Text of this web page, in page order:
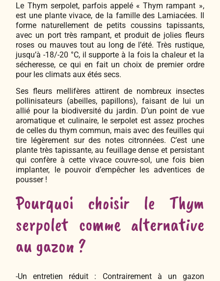
Le Thym serpolet, parfois appelé « Thym rampant »,
est une plante vivace, de la famille des Lamiacées. Il
forme naturellement de petits coussins tapissants,
avec un port très rampant, et produit de jolies fleurs
roses ou mauves tout au long de l’été. Très rustique,
jusqu’à -18/-20 °C, il supporte à la fois la chaleur et la
sécheresse, ce qui en fait un choix de premier ordre
pour les climats aux étés secs.
Ses fleurs mellifères attirent de nombreux insectes
pollinisateurs (abeilles, papillons), faisant de lui un
allié pour la biodiversité du jardin. D’un point de vue
aromatique et culinaire, le serpolet est assez proches
de celles du thym commun, mais avec des feuilles qui
tire légèrement sur des notes citronnées. C’est une
plante très tapissante, au feuillage dense et persistant
qui confère à cette vivace couvre-sol, une fois bien
implanter, le pouvoir d’empêcher les adventices de
pousser !
Pourquoi choisir le Thym
serpolet comme alternative
au gazon ?
-Un entretien réduit : Contrairement à un gazon